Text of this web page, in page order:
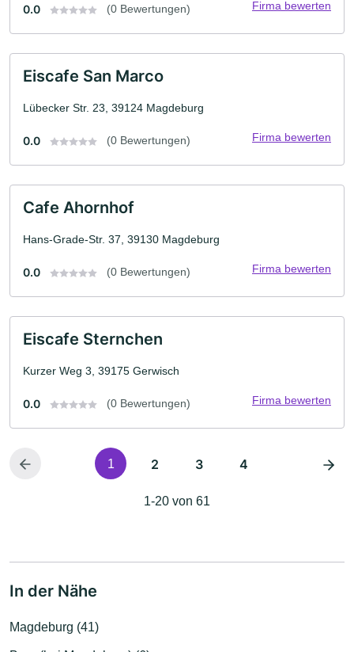
0.0 (0 Bewertungen) Firma bewerten
Eiscafe San Marco
Lübecker Str. 23, 39124 Magdeburg
0.0 (0 Bewertungen) Firma bewerten
Cafe Ahornhof
Hans-Grade-Str. 37, 39130 Magdeburg
0.0 (0 Bewertungen) Firma bewerten
Eiscafe Sternchen
Kurzer Weg 3, 39175 Gerwisch
0.0 (0 Bewertungen) Firma bewerten
1 2 3 4
1-20 von 61
In der Nähe
Magdeburg (41)